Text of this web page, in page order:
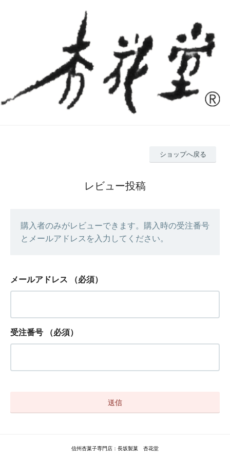
ショップへ戻る
レビュー投稿
購入者のみがレビューできます。購入時の受注番号
とメールアドレスを入力してください。
メールアドレス （必須）
受注番号 （必須）
信州杏菓子専門店：長坂製菓 杏花堂